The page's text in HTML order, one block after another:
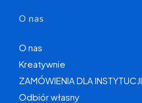
O nas
O nas
Kreatywnie
ZAMÓWIENIA DLA INSTYTUCJI
Odbiór własny